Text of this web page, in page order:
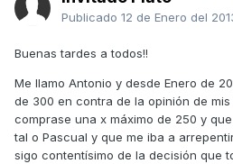
Publicado 12 de Enero del
Buenas tardes a todos!!
Me llamo Antonio y desde Enero de
de 300 en contra de la opinión de
comprase una x máximo de 250 y
tal o Pascual y que me iba a
sigo contentísimo de la decisión que